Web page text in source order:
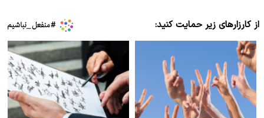
از کارزارهای زیر حمایت کنید: